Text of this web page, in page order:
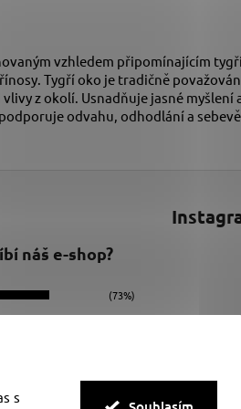
s
vzhledem připomínajícím
Tygří oko je tradičně
z okolí. Usnadňuje jasné myšlení
odvahu, odhodlání a
náš e-shop?
(73%)